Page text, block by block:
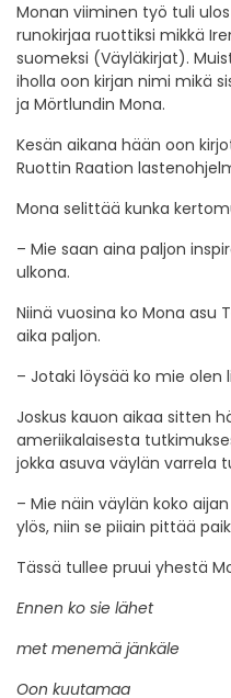
Monan viiminen työ tuli
runokirjaa ruottiksi mikkä
suomeksi (Väyläkirjat).
iholla oon kirjan nimi mikä
ja Mörtlundin Mona.
Kesän aikana hään oon
Ruottin Raation
Mona selittää kunka
– Mie saan aina paljon
ulkona.
Niinä vuosina ko Mona asu
aika paljon.
– Jotaki löysää ko mie olen
Joskus kauon aikaa sitten
ameriikalaisesta
jokka asuva väylän varrela
– Mie näin väylän koko
ylös, niin se piiain pittää
Tässä tullee pruui yhestä
Ennen ko sie lähet
met menemä jänkäle
Oon kuutamaa